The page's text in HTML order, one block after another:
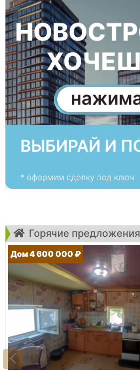
Горячие предложения
Дом 4 600 000 ₽